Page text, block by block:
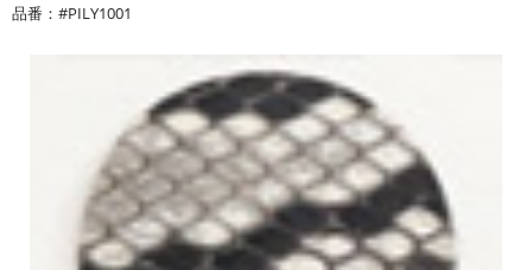
ト・
品番：#PILY1001